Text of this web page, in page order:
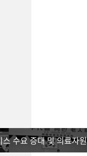
스 수요 증대 및 의료자